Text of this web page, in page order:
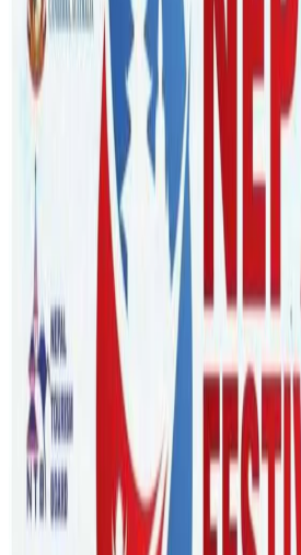
Friday, 2020 September 25 / 3:59 pm
अ− अ